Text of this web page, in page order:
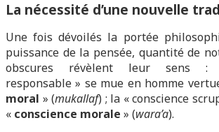
La nécessité d’une nouvelle
Une fois dévoilés la portée
puissance de la pensée, quantité de
obscures révèlent leur sens
responsable » se mue en homme
moral » (mukallaf) ; la « conscience
« conscience morale » (wara’a).